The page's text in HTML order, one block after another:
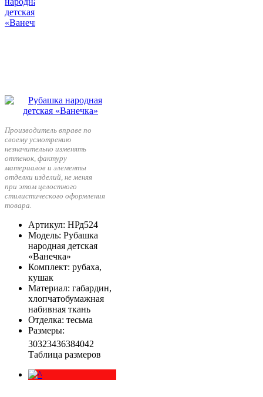
Производитель вправе по
своему усмотрению
незначительно изменять
оттенок, фактуру
материалов и элементы
отделки изделий, не меняя
при этом целостного
стилистического оформления
товара.
Артикул: НРд524
Модель: Рубашка
народная детская
«Ванечка»
Комплект: рубаха,
кушак
Материал: габардин,
хлопчатобумажная
набивная ткань
Отделка: тесьма
Размеры:
30323436384042
Таблица размеров